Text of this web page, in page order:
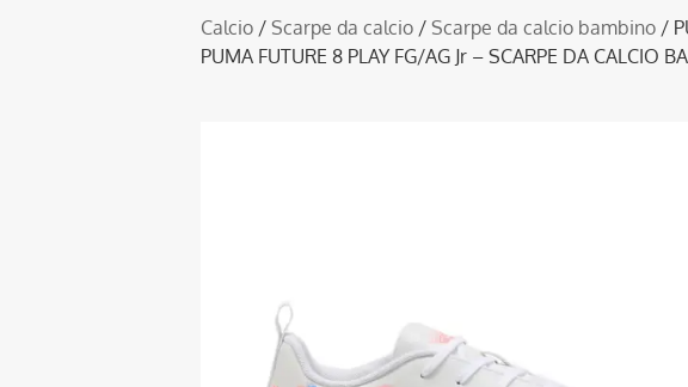
Calcio / Scarpe da calcio / Scarpe da calcio bambino /
PUMA FUTURE 8 PLAY FG/AG Jr – SCARPE DA CALCIO